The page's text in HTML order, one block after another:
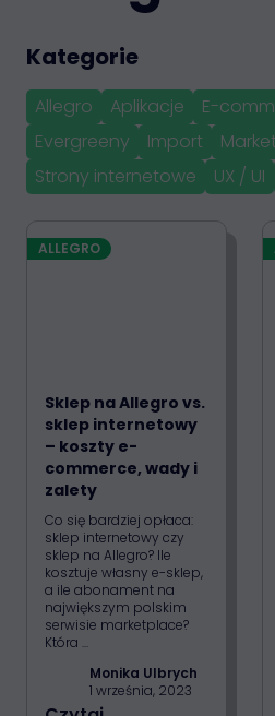
Kategorie
Allegro Aplikacje E-
Evergreeny
Import
Strony internetowe
UX / UI
Sklep na Allegro vs.
sklep internetowy
– koszty e-
commerce, wady i
zalety
ALLEGRO
Co się bardziej opłaca:
sklep internetowy czy
sklep na Allegro? Ile
kosztuje własny e-sklep,
a ile abonament na
największym polskim
serwisie marketplace?
Która ...
Monika Ulbrych
1 września, 2023